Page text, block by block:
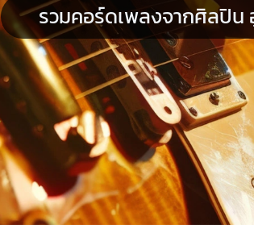
รวมคอร์ดเพลงจากศิลปิน